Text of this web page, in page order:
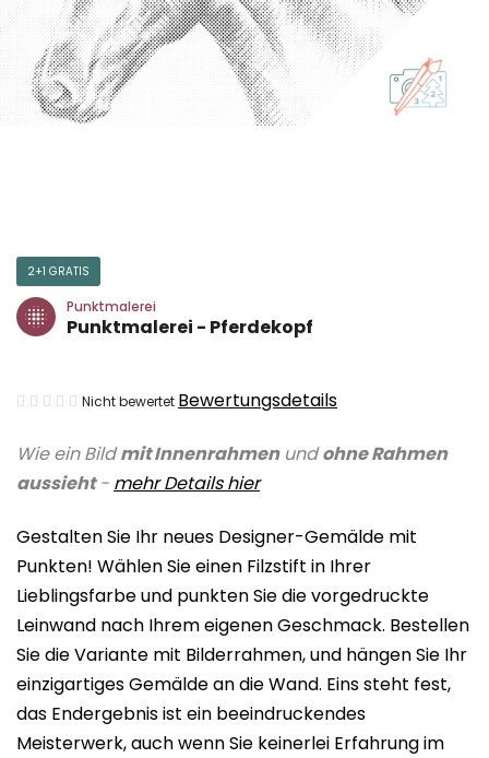
Wie ein Bildmit Innenrahmenundohne Rahmen
aussieht- mehr Detailshier
Gestalten Sie Ihr neues Designer-Gemälde mit
Punkten! Wählen Sie einen Filzstift in Ihrer
Lieblingsfarbe und punkten Sie die vorgedruckte
Leinwand nach Ihrem eigenen Geschmack. Bestellen
Sie die Variante mit Bilderrahmen, und hängen Sie Ihr
einzigartiges Gemälde an die Wand. Eins steht fest,
das Endergebnis ist ein beeindruckendes
Meisterwerk, auch wenn Sie keinerlei Erfahrung im
2+1 GRATIS
Punktmalerei
Punktmalerei - Pferdekopf
Die
Produktbewertung
ist
von
5
Sternen.
Nicht bewertet Bewertungsdetails